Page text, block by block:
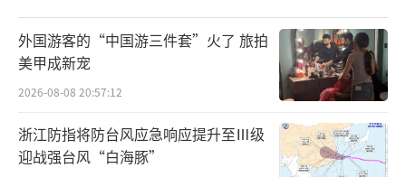
外国游客的“中国游三件套”火了 旅拍
美甲成新宠
2026-08-08 20:57:12
浙江防指将防台风应急响应提升至Ⅲ级
迎战强台风“白海豚”